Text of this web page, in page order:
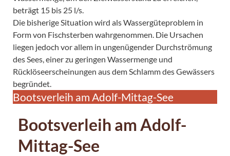
beträgt 15 bis 25 l/s.
Die bisherige Situation wird als Wassergüteproblem in
Form von Fischsterben wahrgenommen. Die Ursachen
liegen jedoch vor allem in ungenügender Durchströmung
des Sees, einer zu geringen Wassermenge und
Rücklöseerscheinungen aus dem Schlamm des Gewässers
begründet.
Bootsverleih am Adolf-Mittag-See
Bootsverleih am Adolf-
Mittag-See